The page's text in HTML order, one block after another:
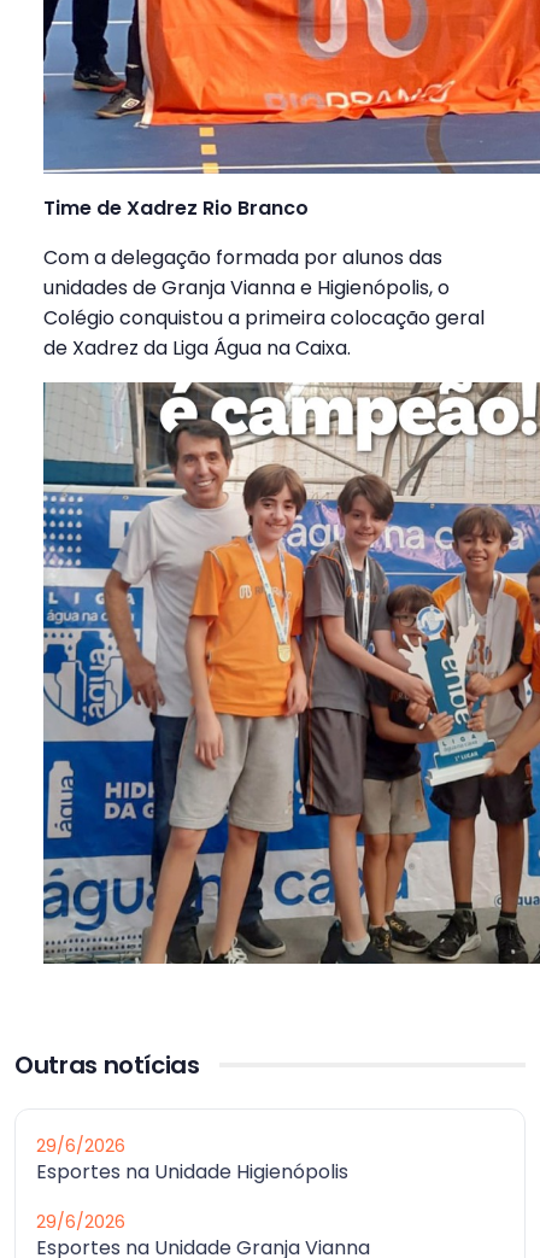
Time de Xadrez Rio Branco
Com a delegação formada por alunos das
unidades de Granja Vianna e Higienópolis, o
Colégio conquistou a primeira colocação geral
de Xadrez da Liga Água na Caixa.
Outras notícias
29/6/2026
Esportes na Unidade Higienópolis
29/6/2026
Esportes na Unidade Granja Vianna